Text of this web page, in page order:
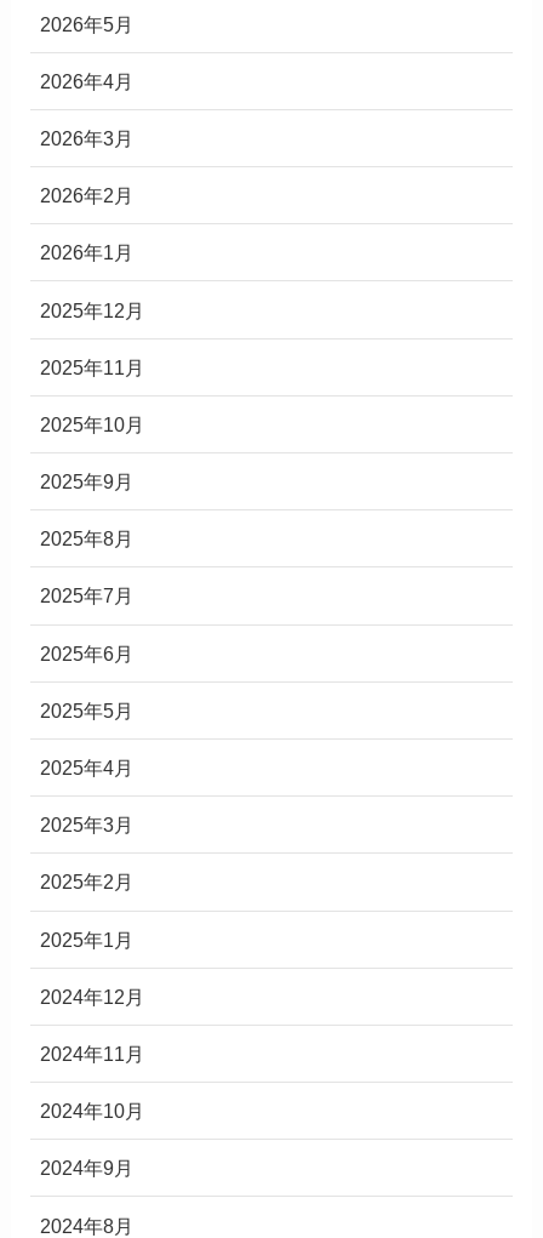
2026年5月
2026年4月
2026年3月
2026年2月
2026年1月
2025年12月
2025年11月
2025年10月
2025年9月
2025年8月
2025年7月
2025年6月
2025年5月
2025年4月
2025年3月
2025年2月
2025年1月
2024年12月
2024年11月
2024年10月
2024年9月
2024年8月